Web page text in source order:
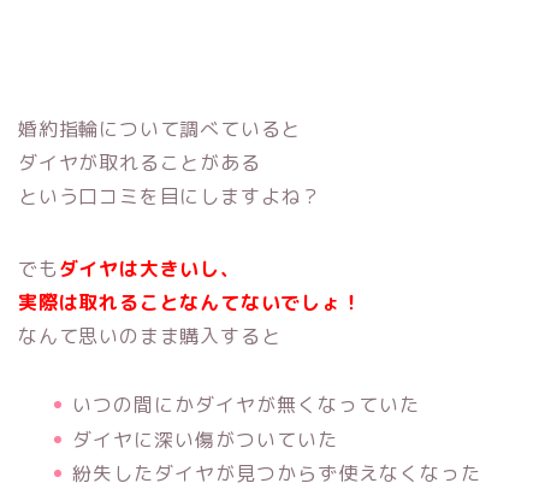
婚約指輪について調べていると
ダイヤが取れることがある
という口コミを目にしますよね？
でもダイヤは大きいし、
実際は取れることなんてないでしょ！
なんて思いのまま購入すると
いつの間にかダイヤが無くなっていた
ダイヤに深い傷がついていた
紛失したダイヤが見つからず使えなくなった